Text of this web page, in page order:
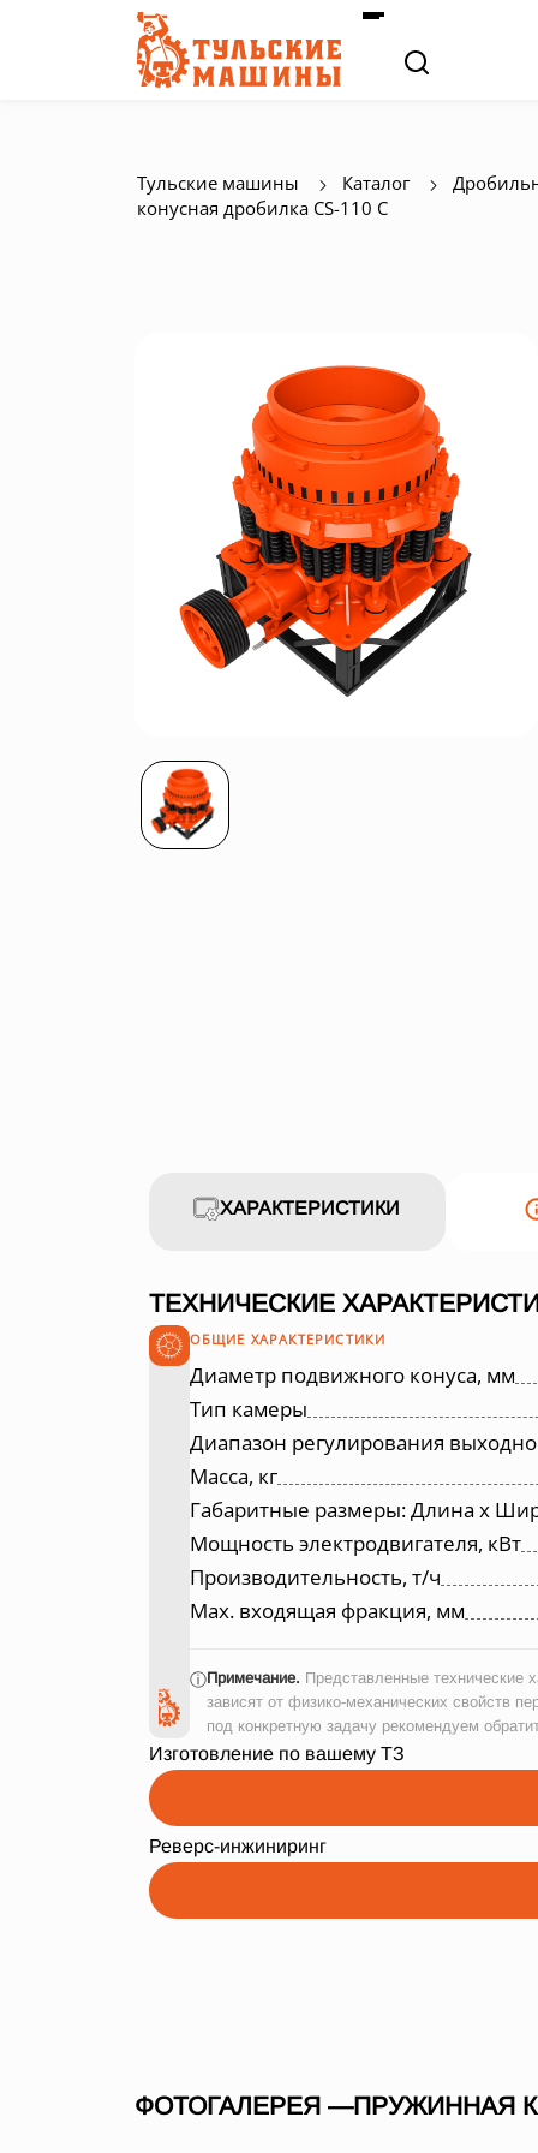
Тульские машины Каталог
конусная дробилка СS-110 C
ХАРАКТЕРИСТИКИ
ТЕХНИЧЕСКИЕ
ОБЩИЕ ХАРАКТЕРИСТИКИ
Диаметр подвижного конуса, мм
Тип камеры
Диапазон регулирования
Масса, кг
Габаритные размеры: Длина х
Мощность электродвигателя, кВт
Производительность, т/ч
Max. входящая фракция, мм
ⓘПримечание. Представленные технические
зависят от физико-механических свойств
под конкретную задачу рекомендуем
Изготовление по вашему ТЗ
Реверс-инжиниринг
ФОТОГАЛЕРЕЯ —ПРУЖИННАЯ